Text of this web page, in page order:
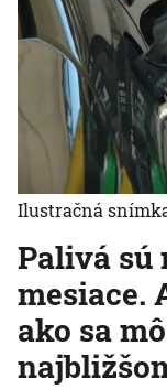
Palivá sú
ako sa
Ilustračná